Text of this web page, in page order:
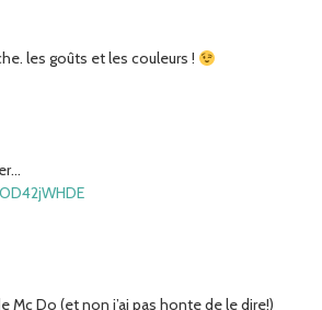
les goûts et les couleurs !
Mc Do (et non j’ai pas honte de le dire!)